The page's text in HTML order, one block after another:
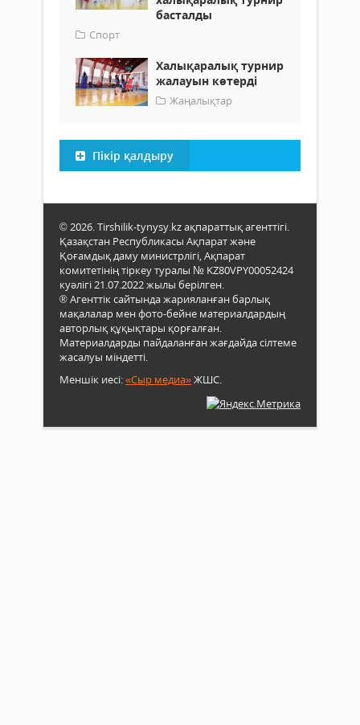
басталды
Спорт
Халықаралық турнир
жалауын көтерді
Жаңалықтар
Пікір қалдыру
© 2026. Tirshilik-tynysy.kz ақпараттық агенттігі.
Қазақстан Республикасы Ақпарат және
Қоғамдық даму министрлігі, Ақпарат
комитетінің тіркеу туралы № KZ80VPY00052424
куәлігі 21.07.2022 жылы берілген.
® Агенттік сайтында жарияланған барлық
мақалалар мен фото-бейне материалдардың
авторлық құқықтары қорғалған.
Материалдарды пайдаланған жағдайда сілтеме
жасалуы міндетті.
Меншік иесі:«Сыр медиа»ЖШС.